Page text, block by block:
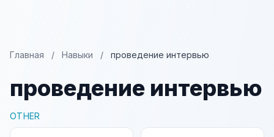
Главная / Навыки / проведение интервью
проведение интервью
OTHER